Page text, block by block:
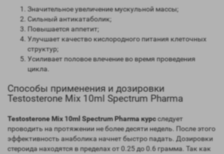
Значительное увеличение мускульной массы;
Сильный антикатаболик;
Повышается аппетит;
Улучшает качество кислородного питания клеточных
структур;
Усиливает половое влечение во время проведения
цикла.
Способы применения и дозировки
Testosterone Mix 10ml Spectrum Pharma
Testosterone Mix 10ml Spectrum Pharma курсследует
проводить на протяжении не более десяти недель. После этого
эффективность анаболика начнет быстро падать. Дозировки
стероида находятся в пределах от 0.25 до 0.6 грамма. Так как